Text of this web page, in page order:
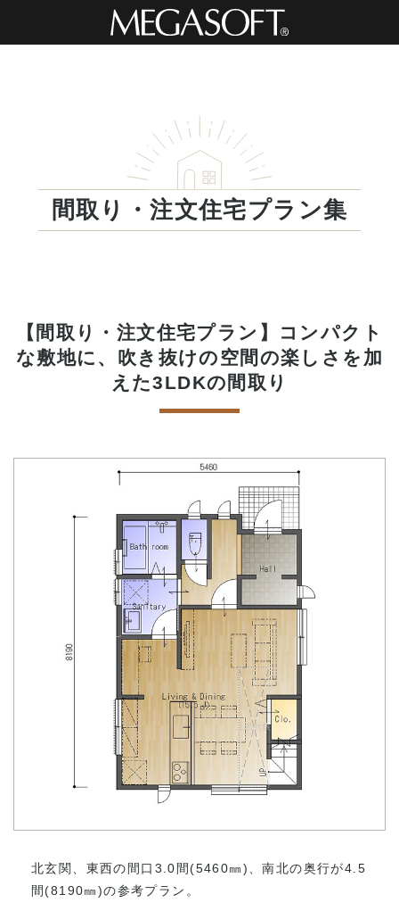
間取り・注文住宅プラン集
【間取り・注文住宅プラン】コンパクト
な敷地に、吹き抜けの空間の楽しさを加
えた3LDKの間取り
北玄関、東西の間口3.0間(5460㎜)、南北の奥行が4.5
間(8190㎜)の参考プラン。